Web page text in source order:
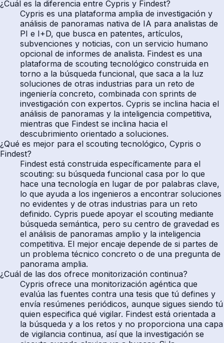
¿Cuál es la diferencia entre Cypris y Findest?
Cypris es una plataforma amplia de investigación y
análisis de panoramas nativa de IA para analistas de
PI e I+D, que busca en patentes, artículos,
subvenciones y noticias, con un servicio humano
opcional de informes de analista. Findest es una
plataforma de scouting tecnológico construida en
torno a la búsqueda funcional, que saca a la luz
soluciones de otras industrias para un reto de
ingeniería concreto, combinada con sprints de
investigación con expertos. Cypris se inclina hacia el
análisis de panoramas y la inteligencia competitiva,
mientras que Findest se inclina hacia el
descubrimiento orientado a soluciones.
¿Qué es mejor para el scouting tecnológico, Cypris o
Findest?
Findest está construida específicamente para el
scouting: su búsqueda funcional casa por lo que
hace una tecnología en lugar de por palabras clave,
lo que ayuda a los ingenieros a encontrar soluciones
no evidentes y de otras industrias para un reto
definido. Cypris puede apoyar el scouting mediante
búsqueda semántica, pero su centro de gravedad es
el análisis de panoramas amplio y la inteligencia
competitiva. El mejor encaje depende de si partes de
un problema técnico concreto o de una pregunta de
panorama amplia.
¿Cuál de las dos ofrece monitorización continua?
Cypris ofrece una monitorización agéntica que
evalúa las fuentes contra una tesis que tú defines y
envía resúmenes periódicos, aunque sigues siendo tú
quien especifica qué vigilar. Findest está orientada a
la búsqueda y a los retos y no proporciona una capa
de vigilancia continua, así que la investigación se